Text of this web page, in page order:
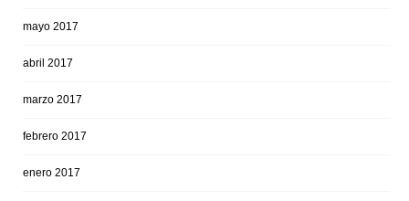
mayo 2017
abril 2017
marzo 2017
febrero 2017
enero 2017